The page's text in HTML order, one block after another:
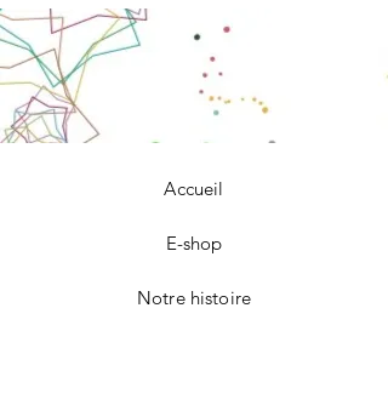
Accueil
E-shop
Notre histoire